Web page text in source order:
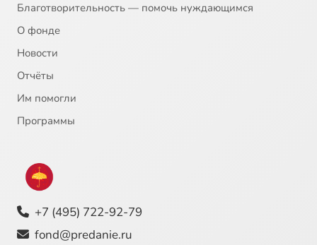
Благотворительность — помочь нуждающимся
О фонде
Новости
Отчёты
Им помогли
Программы
+7 (495) 722-92-79
fond@predanie.ru